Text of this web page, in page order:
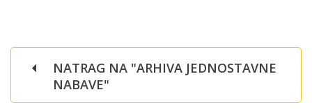
NATRAG NA "ARHIVA JEDNOSTAVNE
NABAVE"